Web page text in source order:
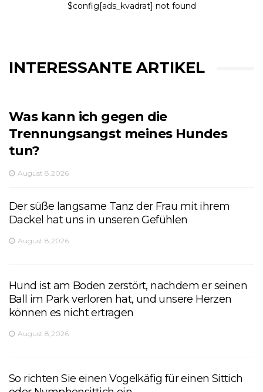
$config[ads_kvadrat] not found
INTERESSANTE ARTIKEL
Was kann ich gegen die
Trennungsangst meines Hundes
tun?
August 8,2026
Der süße langsame Tanz der Frau mit ihrem
Dackel hat uns in unseren Gefühlen
August 8,2026
Hund ist am Boden zerstört, nachdem er seinen
Ball im Park verloren hat, und unsere Herzen
können es nicht ertragen
August 8,2026
So richten Sie einen Vogelkäfig für einen Sittich